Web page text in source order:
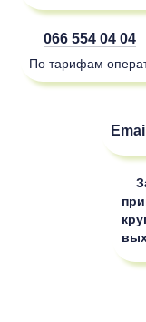
066 554 04 04
По тарифам